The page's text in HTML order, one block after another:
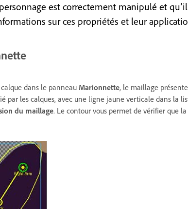
est correctement manipulé et
sur ces propriétés et leur
dans le panneau Marionnette, le maillage
par les calques, avec une ligne jaune verticale dans la
du maillage. Le contour vous permet de vérifier que